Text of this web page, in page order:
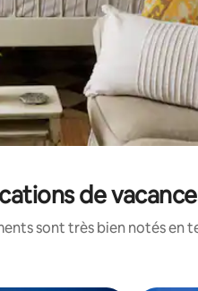
de
sont très bien notés